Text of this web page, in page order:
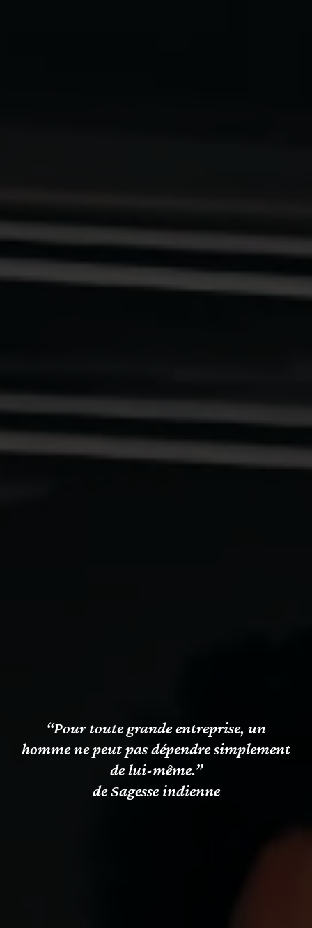
“Pour toute grande entreprise, un
homme ne peut pas dépendre simplement
de lui-même.”
de Sagesse indienne